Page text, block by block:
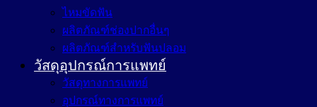
ไหมขัดฟัน
ผลิตภัณฑ์ช่องปากอื่นๆ
ผลิตภัณฑ์สำหรับฟันปลอม
วัสดุอุปกรณ์การแพทย์
วัสดุทางการแพทย์
อุปกรณ์ทางการแพทย์